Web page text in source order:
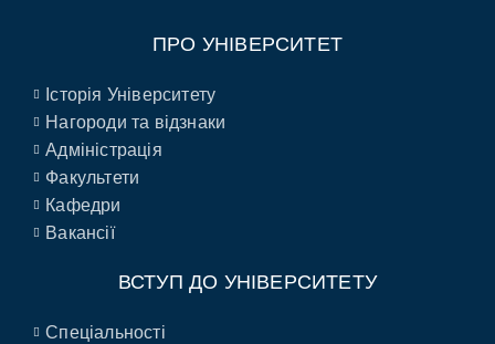
ПРО УНІВЕРСИТЕТ
Історія Університету
Нагороди та відзнаки
Адміністрація
Факультети
Кафедри
Вакансії
ВСТУП ДО УНІВЕРСИТЕТУ
Спеціальності